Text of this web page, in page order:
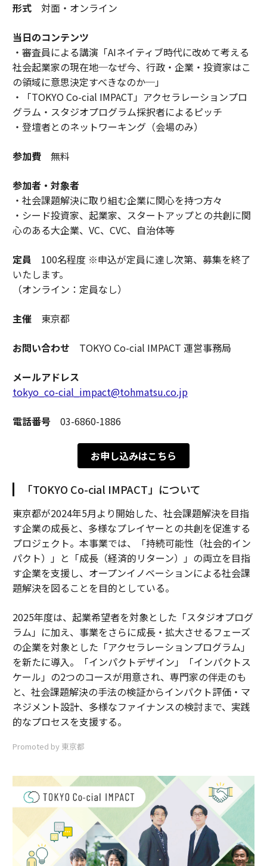
形式対面・オンライン
当日のコンテンツ
・審査員による講演「AIネイティブ時代に改めて考える
社会起業家の現在地─なぜ今、行政・企業・投資家はこ
の領域に意思決定すべきなのか─」
・「TOKYO Co-cial IMPACT」アクセラレーションプロ
グラム・スタジオプログラム採択者によるピッチ
・登壇者とのネットワーキング（会場のみ）
参加費無料
参加者・対象者
・社会課題解決に取り組む企業に関心を持つ方々
・シード投資家、起業家、スタートアップとの共創に関
心のある大企業、VC、CVC、自治体等
定員 100名程度 ※申込が定員に達し次第、募集を終了
いたします。
（オンライン：定員なし）
主催東京都
お問い合わせ TOKYO Co-cial IMPACT 運営事務局
メールアドレス
tokyo_co-cial_impact@tohmatsu.co.jp
電話番号 03-6860-1886
お申し込みはこちら
「TOKYO Co-cial IMPACT」について
東京都が2024年5月より開始した、社会課題解決を目指
す企業の成長と、多様なプレイヤーとの共創を促進する
プロジェクト。本事業では、「持続可能性（社会的イン
パクト）」と「成長（経済的リターン）」の両立を目指
す企業を支援し、オープンイノベーションによる社会課
題解決を図ることを目的としている。
2025年度は、起業希望者を対象とした「スタジオプログ
ラム」に加え、事業をさらに成長・拡大させるフェーズ
の企業を対象とした「アクセラレーションプログラム」
を新たに導入。「インパクトデザイン」「インパクトス
ケール」の2つのコースが用意され、専門家の伴走のも
と、社会課題解決の手法の検証からインパクト評価・マ
ネジメント設計、多様なファイナンスの検討まで、実践
的なプロセスを支援する。
Promoted by 東京都